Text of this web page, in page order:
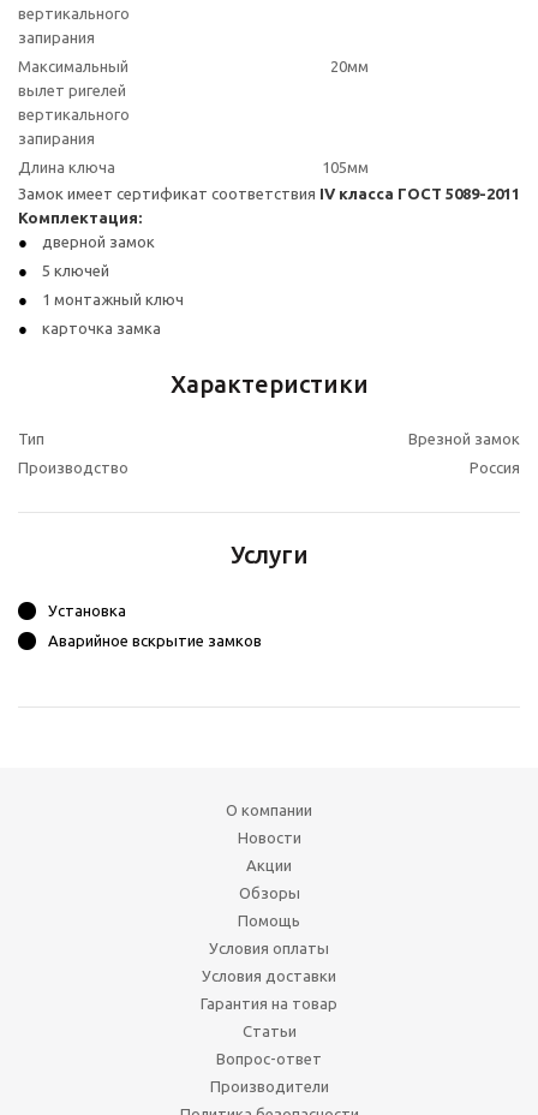
вертикального
запирания
Максимальный
вылет ригелей
вертикального
запирания
20мм
Длина ключа
105мм
Замок имеет сертификат соответствия IV класса ГОСТ 5089-2011
Комплектация:
дверной замок
5 ключей
1 монтажный ключ
карточка замка
Характеристики
Тип
Врезной замок
Производство
Россия
Услуги
Установка
Аварийное вскрытие замков
О компании
Новости
Акции
Обзоры
Помощь
Условия оплаты
Условия доставки
Гарантия на товар
Статьи
Вопрос-ответ
Производители